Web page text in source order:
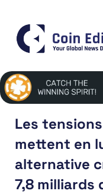
Les
mettent en
alternative
7,8 milliards